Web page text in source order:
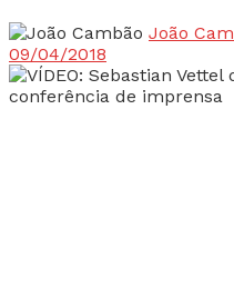
João
09/04/2018